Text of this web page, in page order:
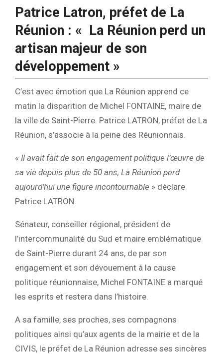
Patrice Latron, préfet de La
Réunion : «
La Réunion perd un
artisan majeur de son
développement »
C’est avec émotion que La Réunion apprend ce
matin la disparition de Michel FONTAINE, maire de
la ville de Saint-Pierre. Patrice LATRON, préfet de La
Réunion, s’associe à la peine des Réunionnais.
« Il avait fait de son engagement politique l’œuvre de
sa vie depuis plus de 50 ans, La Réunion perd
aujourd’hui une figure incontournable » déclare
Patrice LATRON.
Sénateur, conseiller régional, président de
l’intercommunalité du Sud et maire emblématique
de Saint-Pierre durant 24 ans, de par son
engagement et son dévouement à la cause
politique réunionnaise, Michel FONTAINE a marqué
les esprits et restera dans l’histoire.
A sa famille, ses proches, ses compagnons
politiques ainsi qu’aux agents de la mairie et de la
CIVIS, le préfet de La Réunion adresse ses sincères